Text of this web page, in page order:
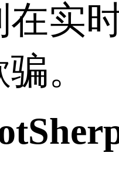
在实
。